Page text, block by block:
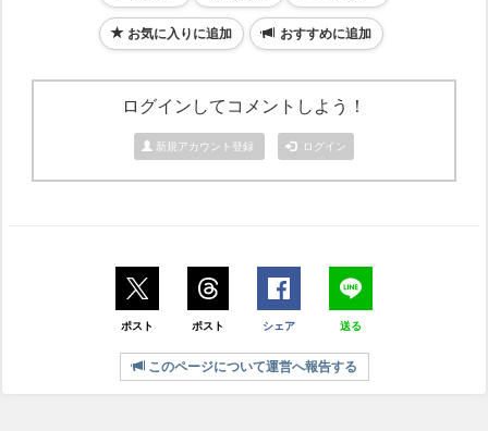
お気に入りに追加 おすすめに追加
ログインしてコメントしよう！
新規アカウント登録 ログイン
ポスト ポスト シェア 送る
このページについて運営へ報告する